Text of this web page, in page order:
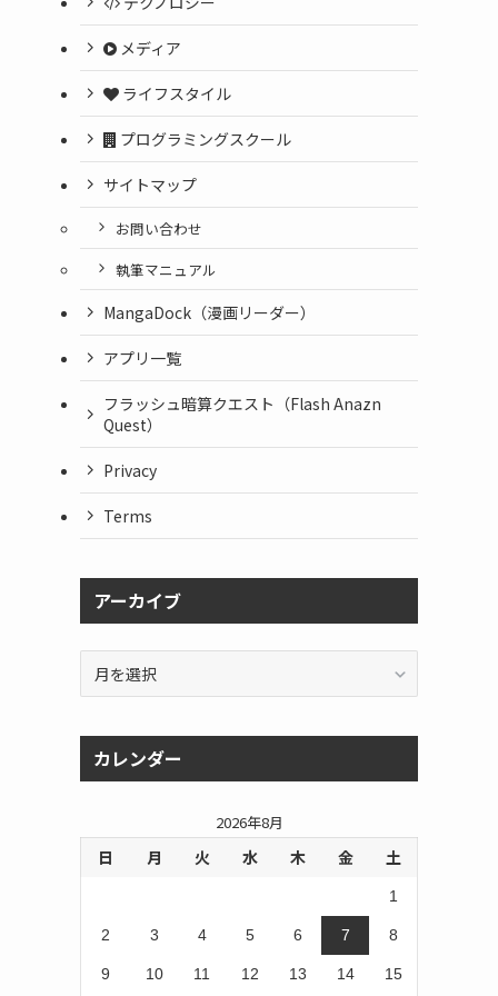
メディア
ライフスタイル
プログラミングスクール
サイトマップ
お問い合わせ
執筆マニュアル
MangaDock（漫画リーダー）
アプリ一覧
フラッシュ暗算クエスト（Flash Anazn
Quest）
Privacy
Terms
アーカイブ
イ
カレンダー
2026年8月
日 月 火 水 木 金 土
1
2 3 4 5 6 7 8
9 10 11 12 13 14 15